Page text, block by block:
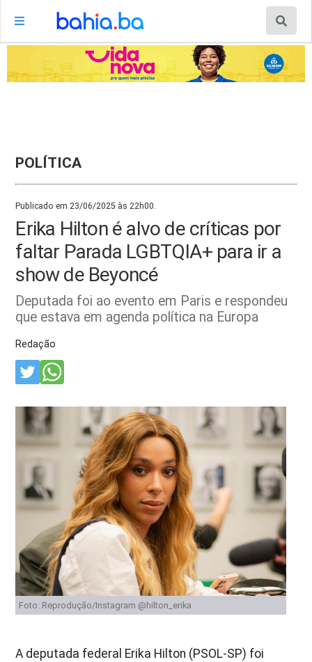
POLÍTICA
Publicado em 23/06/2025 às 22h00.
Erika Hilton é alvo de críticas por
faltar Parada LGBTQIA+ para ir a
show de Beyoncé
Deputada foi ao evento em Paris e respondeu
que estava em agenda política na Europa
Redação
Foto: Reprodução/Instagram @hilton_erika
A deputada federal Erika Hilton (PSOL-SP) foi